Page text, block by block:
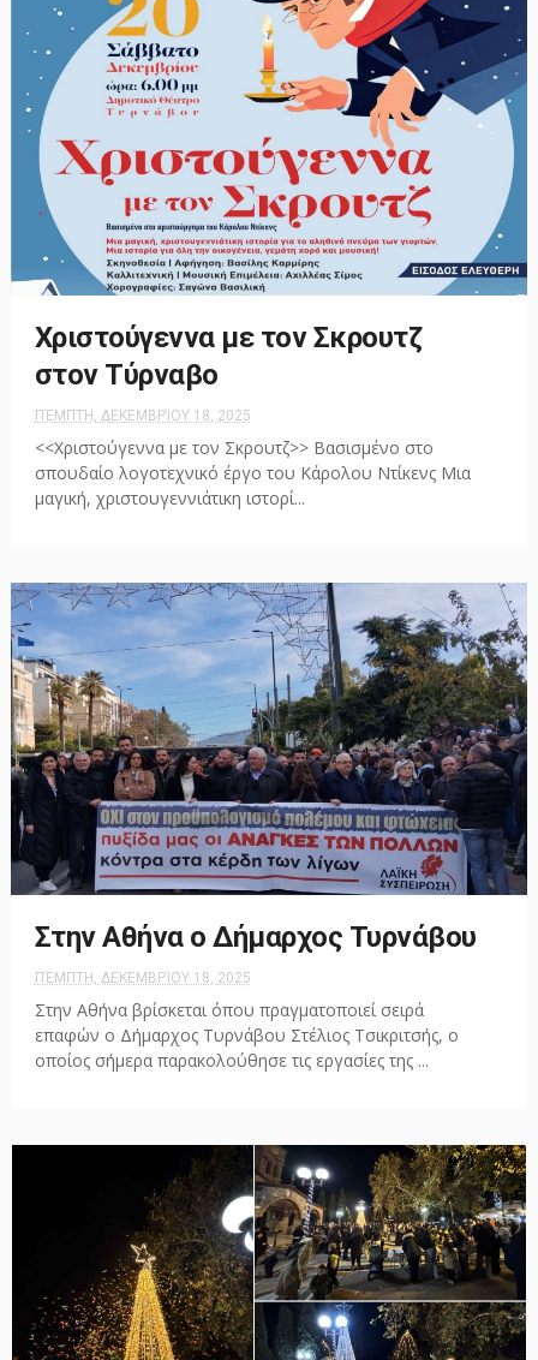
Χριστούγεννα με τον Σκρουτζ
στον Τύρναβο
ΠΈΜΠΤΗ, ΔΕΚΕΜΒΡΊΟΥ 18, 2025
<<Χριστούγεννα με τον Σκρουτζ>> Βασισμένο στο
σπουδαίο λογοτεχνικό έργο του Κάρολου Ντίκενς Μια
μαγική, χριστουγεννιάτικη ιστορί...
Στην Αθήνα ο Δήμαρχος Τυρνάβου
ΠΈΜΠΤΗ, ΔΕΚΕΜΒΡΊΟΥ 18, 2025
Στην Αθήνα βρίσκεται όπου πραγματοποιεί σειρά
επαφών ο Δήμαρχος Τυρνάβου Στέλιος Τσικριτσής, ο
οποίος σήμερα παρακολούθησε τις εργασίες της ...